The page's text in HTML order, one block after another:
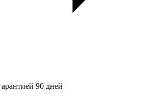
90 дней